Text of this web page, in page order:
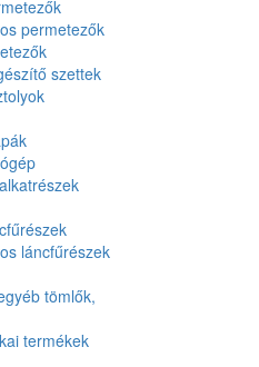
permetezők
szettek
láncfűrészek
tömlők,
termékek